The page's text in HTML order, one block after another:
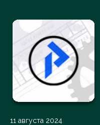
11 августа 2024